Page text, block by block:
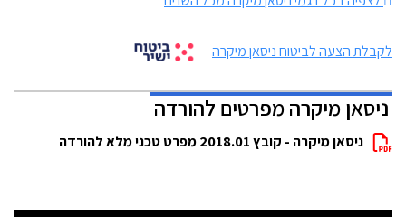
לקבלת הצעה לביטוח ניסאן מיקרה
ניסאן מיקרה מפרטים להורדה
ניסאן מיקרה - קובץ 2018.01 מפרט טכני מלא להורדה